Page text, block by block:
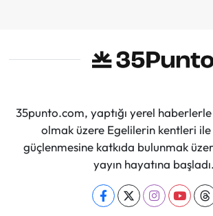
35punto.com, yaptığı yerel
olmak üzere Egelilerin kentleri ile
güçlenmesine katkıda bulunmak
yayın hayatına başladı.